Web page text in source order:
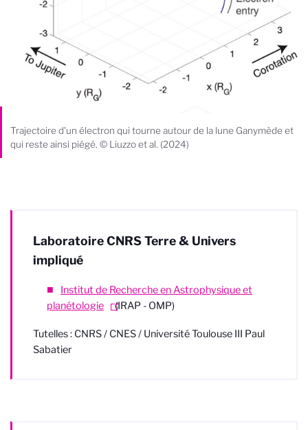
Trajectoire d'un électron qui tourne autour de la lune Ganymède et
qui reste ainsi piégé. © Liuzzo et al. (2024)
Laboratoire CNRS Terre & Univers
impliqué
Institut de Recherche en Astrophysique et
planétologie
(IRAP - OMP)
Tutelles : CNRS / CNES / Université Toulouse III Paul
Sabatier